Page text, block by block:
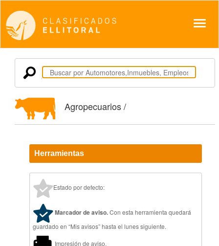
Agropecuarios /
Herramientas
Estado por defecto:
Marcador de aviso.Con esta herramienta quedará
guardado en “Mis avisos” hasta el lunes siguiente.
Impresión de aviso.